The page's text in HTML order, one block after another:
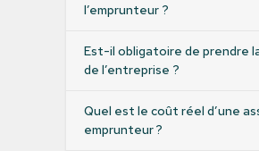
l’emprunteur ?
Est-il obligatoire de prendre
de l’entreprise ?
Quel est le coût réel d’une
emprunteur ?